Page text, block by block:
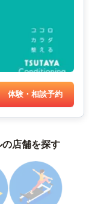
体験・相談予約
店舗を探す